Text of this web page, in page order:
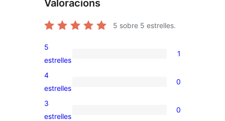
Valoracions
5 sobre 5 estrelles.
1
valoració
de
5
estrelles
1
0
valoracions
de
4
estrelles
0
0
3
estrelles
0